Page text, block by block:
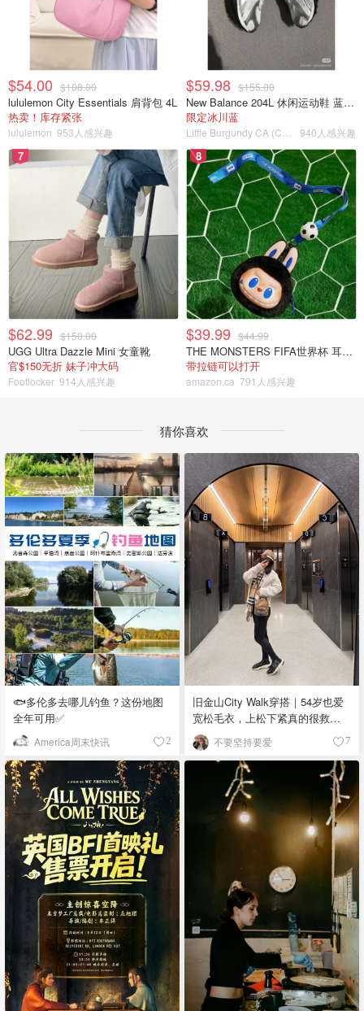
$54.00 $108.00
lululemon City Essentials 肩背包 4L
热卖！库存紧张
lululemon 953人感兴趣
$59.98 $155.00
New Balance 204L 休闲运动鞋 蓝银色
限定冰川蓝
940人感兴趣
7
$62.99 $150.00
UGG Ultra Dazzle Mini 女童靴
官$150无折 妹子冲大码
Footlocker 914人感兴趣
8
$39.99 $44.99
THE MONSTERS FIFA世界杯 耳机包
带拉链可以打开
amazon.ca 791人感兴趣
猜你喜欢
🐟多伦多去哪儿钓鱼？这份地图
全年可用✅
America周末快讯 2
旧金山City Walk穿搭｜54岁也爱
宽松毛衣，上松下紧真的很救比
例
不要坚持要爱 7